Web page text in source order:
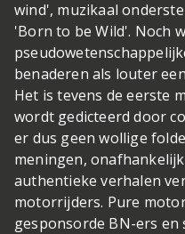
wind', muzikaal
'Born to be Wild'. Noch
benaderen als louter
Het is tevens de eerste
wordt gedicteerd door
er dus geen wollige
meningen,
authentieke verhalen
motorrijders. Pure
gesponsorde BN-ers